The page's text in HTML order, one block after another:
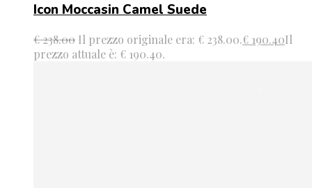
Icon Moccasin Camel Suede
€238.00 Il prezzo originale era: € 238.00.€ 190.40Il
prezzo attuale è: € 190.40.